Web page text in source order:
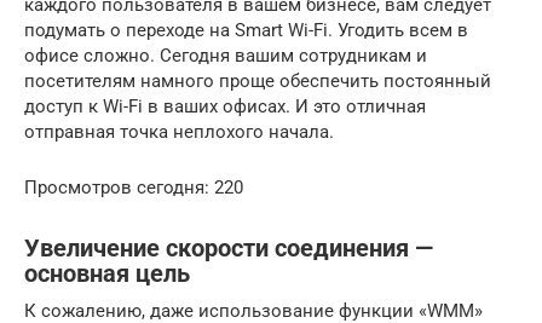
каждого пользователя в вашем бизнесе, вам следует
подумать о переходе на Smart Wi-Fi. Угодить всем в
офисе сложно. Сегодня вашим сотрудникам и
посетителям намного проще обеспечить постоянный
доступ к Wi-Fi в ваших офисах. И это отличная
отправная точка неплохого начала.
Просмотров сегодня: 220
Увеличение скорости соединения —
основная цель
К сожалению, даже использование функции «WMM»